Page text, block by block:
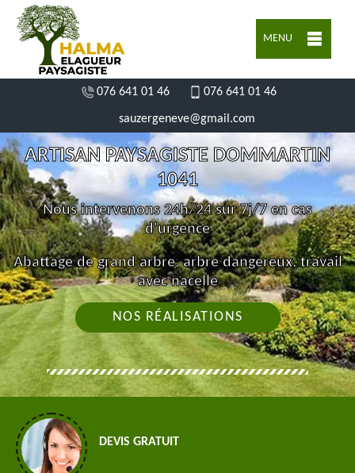
MENU
076 641 01 46 076 641 01 46
sauzergeneve@gmail.com
ARTISAN PAYSAGISTE DOMMARTIN
1041
Nous intervenons 24h/24 sur 7j/7 en cas
d'urgence
Abattage de grand arbre, arbre dangereux, travail
avec nacelle
NOS RÉALISATIONS
DEVIS GRATUIT